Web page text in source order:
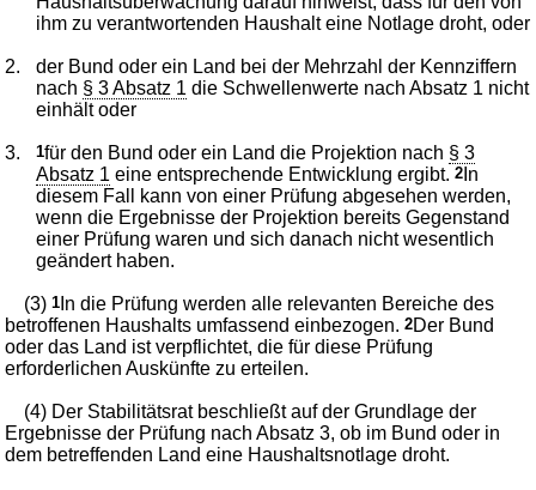
ihm zu verantwortenden Haushalt eine Notlage droht, oder
2.
der Bund oder ein Land bei der Mehrzahl der Kennziffern
nach § 3 Absatz 1 die Schwellenwerte nach Absatz 1 nicht
einhält oder
3. 1für den Bund oder ein Land die Projektion nach § 3
Absatz 1 eine entsprechende Entwicklung ergibt.2 In
diesem Fall kann von einer Prüfung abgesehen werden,
wenn die Ergebnisse der Projektion bereits Gegenstand
einer Prüfung waren und sich danach nicht wesentlich
geändert haben.
(3)1 In die Prüfung werden alle relevanten Bereiche des
betroffenen Haushalts umfassend einbezogen.2Der Bund
oder das Land ist verpflichtet, die für diese Prüfung
erforderlichen Auskünfte zu erteilen.
(4) Der Stabilitätsrat beschließt auf der Grundlage der
Ergebnisse der Prüfung nach Absatz 3, ob im Bund oder in
dem betreffenden Land eine Haushaltsnotlage droht.